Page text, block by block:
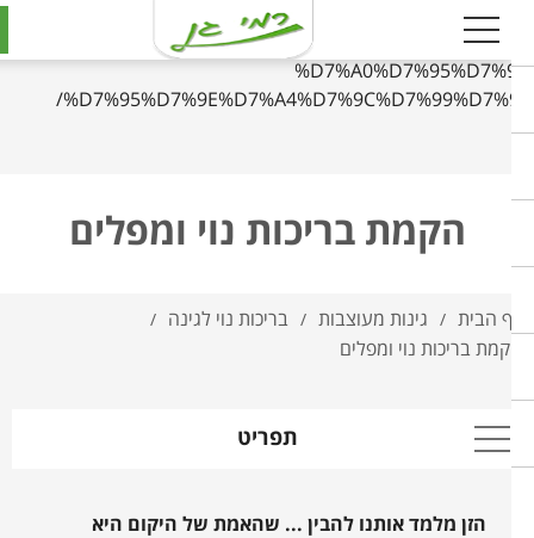
https://www.ramigan.co.il/
הקמת בריכות נוי ומפלים
הבית / גינות מעוצבות / בריכות נוי לגינה /
בריכות נוי ומפלים
תפריט
הזן מלמד אותנו להבין ... שהאמת של היקום היא